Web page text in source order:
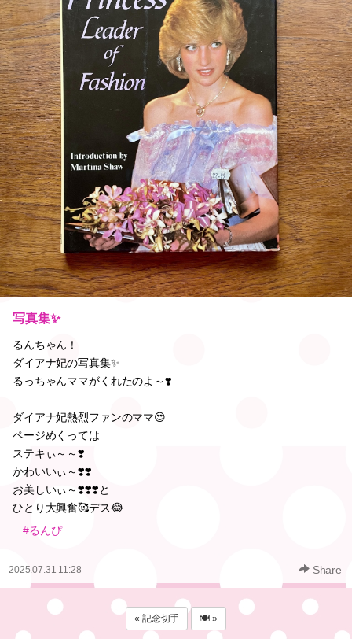
写真集✨️
るんちゃん！
ダイアナ妃の写真集✨️
るっちゃんママがくれたのよ～❣️
ダイアナ妃熱烈ファンのママ😍
ページめくっては
ステキぃ～～❣️
かわいいぃ～❣️❣️
お美しいぃ～❣️❣️❣️と
ひとり大興奮🥰デス😂
#るんぴ
2025.07.31 11:28 Share
« 記念切手 🍽 »